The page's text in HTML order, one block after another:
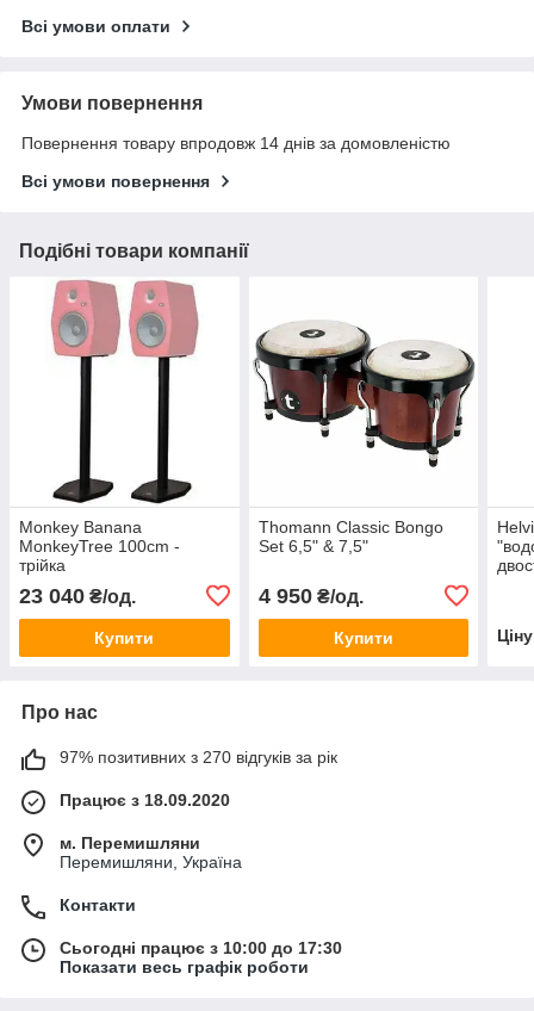
Всі умови оплати
Умови повернення
Повернення товару впродовж 14 днів за домовленістю
Всі умови повернення
Подібні товари компанії
Monkey Banana
MonkeyTree 100cm -
трійка
23 040 ₴/од.
Купити
Thomann Classic Bongo
Set 6,5" & 7,5"
4 950₴/од.
Купити
Про нас
97% позитивних з 270 відгуків за рік
Працює з 18.09.2020
м. Перемишляни
Перемишляни, Україна
Контакти
Сьогодні працює з 10:00 до 17:30
Показати весь графік роботи